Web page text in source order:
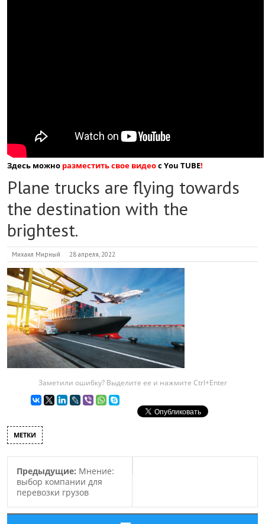
Здесь можно разместить свое видеос You TUBE!
Plane trucks are flying towards
the destination with the
brightest.
Михаил Мирный 28 апреля, 2022
Заметили ошибку? Выделите ее и нажмите Ctrl+Enter
МЕТКИ
Предыдущие: Мнение:
выбор компании для
перевозки грузов